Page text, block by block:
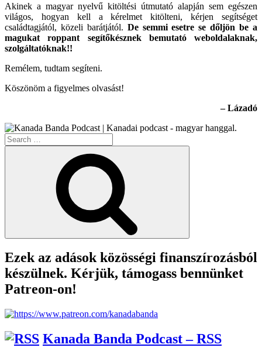
Akinek a magyar nyelvű kitöltési útmutató alapján sem egészen
világos, hogyan kell a kérelmet kitölteni, kérjen segítséget
családtagjától, közeli barátjától. De semmi esetre se dőljön be a
magukat roppant segítőkésznek bemutató weboldalaknak,
szolgáltatóknak!!
Remélem, tudtam segíteni.
Köszönöm a figyelmes olvasást!
– Lázadó
Search
for:
Ezek az adások közösségi finanszírozásból
készülnek. Kérjük, támogass bennünket
Patreon-on!
Kanada Banda Podcast – RSS